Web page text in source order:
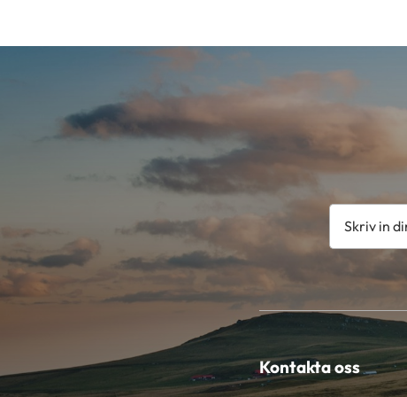
Kontakta oss